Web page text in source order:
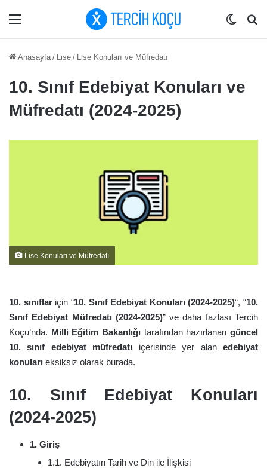
Menü Dış
Anasayfa / Lise / Lise Konuları ve Müfredatı
10. Sınıf Edebiyat Konuları ve
Müfredatı (2024-2025)
Lise Konuları ve Müfredatı
10. sınıflariçin “10. Sınıf Edebiyat Konuları (2024-2025)“, “10.
Sınıf Edebiyat Müfredatı (2024-2025)” ve daha fazlası Tercih
Koçu’nda. Milli Eğitim Bakanlığı tarafından hazırlanangüncel
10. sınıf edebiyat müfredatı içerisinde yer alanedebiyat
konuları eksiksiz olarak burada.
10. Sınıf Edebiyat Konuları
(2024-2025)
1. Giriş
1.1. Edebiyatın Tarih ve Din ile İlişkisi